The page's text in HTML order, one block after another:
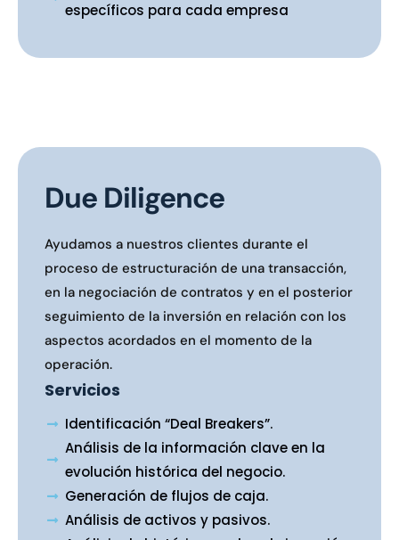
específicos para cada empresa
Due Diligence
Ayudamos a nuestros clientes durante el
proceso de estructuración de una transacción,
en la negociación de contratos y en el posterior
seguimiento de la inversión en relación con los
aspectos acordados en el momento de la
operación.
Servicios
Identificación “Deal Breakers”.
Análisis de la información clave en la
evolución histórica del negocio.
Generación de flujos de caja.
Análisis de activos y pasivos.